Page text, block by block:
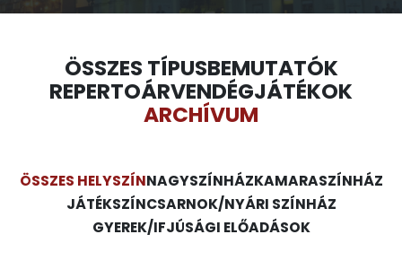
ÖSSZES TÍPUSBEMUTATÓK
REPERTOÁRVENDÉGJÁTÉKOK
ARCHÍVUM
ÖSSZES HELYSZÍNNAGYSZÍNHÁZKAMARASZÍNHÁZ
JÁTÉKSZÍNCSARNOK/NYÁRI SZÍNHÁZ
GYEREK/IFJÚSÁGI ELŐADÁSOK